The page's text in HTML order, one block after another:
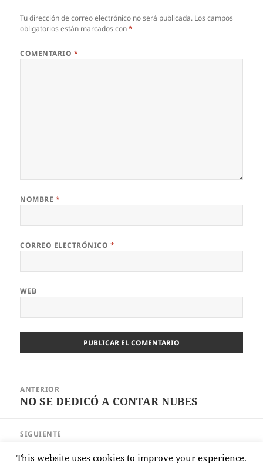
Tu dirección de correo electrónico no será publicada. Los campos
obligatorios están marcados con*
COMENTARIO *
NOMBRE *
CORREO ELECTRÓNICO *
WEB
entradas
ANTERIOR
Entrada
NO SE DEDICÓ A CONTAR NUBES
SIGUIENTE
siguiente:
ARTIFICIAL
This website uses cookies to improve your experience.